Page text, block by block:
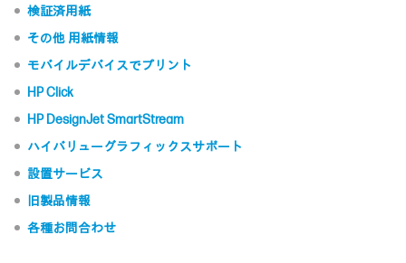
検証済用紙
その他 用紙情報
モバイルデバイスでプリント
HP Click
HP DesignJet SmartStream
ハイバリューグラフィックスサポート
設置サービス
旧製品情報
各種お問合わせ